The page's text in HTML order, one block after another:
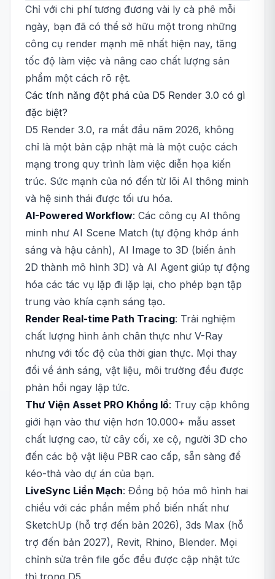
Chỉ với chi phí tương đương vài ly cà phê mỗi
ngày, bạn đã có thể sở hữu một trong những
công cụ render mạnh mẽ nhất hiện nay, tăng
tốc độ làm việc và nâng cao chất lượng sản
phẩm một cách rõ rệt.
Các tính năng đột phá của D5 Render 3.0 có gì
đặc biệt?
D5 Render 3.0, ra mắt đầu năm 2026, không
chỉ là một bản cập nhật mà là một cuộc cách
mạng trong quy trình làm việc diễn họa kiến
trúc. Sức mạnh của nó đến từ lõi AI thông minh
và hệ sinh thái được tối ưu hóa.
AI-Powered Workflow: Các công cụ AI thông
minh như AI Scene Match (tự động khớp ánh
sáng và hậu cảnh), AI Image to 3D (biến ảnh
2D thành mô hình 3D) và AI Agent giúp tự động
hóa các tác vụ lặp đi lặp lại, cho phép bạn tập
trung vào khía cạnh sáng tạo.
Render Real-time Path Tracing: Trải nghiệm
chất lượng hình ảnh chân thực như V-Ray
nhưng với tốc độ của thời gian thực. Mọi thay
đổi về ánh sáng, vật liệu, môi trường đều được
phản hồi ngay lập tức.
Thư Viện Asset PRO Khổng lồ: Truy cập không
giới hạn vào thư viện hơn 10.000+ mẫu asset
chất lượng cao, từ cây cối, xe cộ, người 3D cho
đến các bộ vật liệu PBR cao cấp, sẵn sàng để
kéo-thả vào dự án của bạn.
LiveSync Liền Mạch: Đồng bộ hóa mô hình hai
chiều với các phần mềm phổ biến nhất như
SketchUp (hỗ trợ đến bản 2026), 3ds Max (hỗ
trợ đến bản 2027), Revit, Rhino, Blender. Mọi
chỉnh sửa trên file gốc đều được cập nhật tức
thì trong D5.